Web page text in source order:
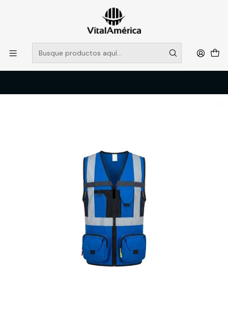
POR SISTEMA FRONTAL SOLO RETIROS EN TIENDA, DESDE
MUCHAS GRACIAS +569 5956 2237
Leer más
Catálogo
VESTIMENTA TECNICA Y CORPORATIVA
OVEROLES Y CHALECOS GEOLOGOS
CHALECO GEOLOGO ALASKA XPERT HOMBRE AZUL L